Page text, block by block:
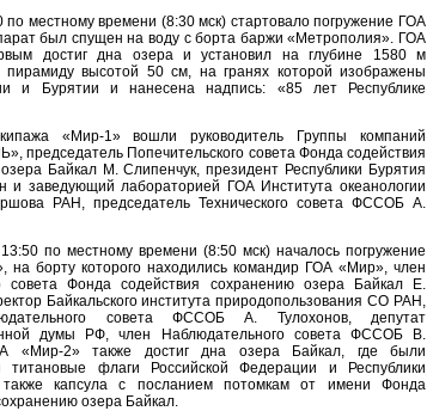
местному времени (8:30 мск) стартовало погружение ГОА
был спущен на воду с борта баржи «Метрополия». ГОА
достиг дна озера и установил на глубине 1580 м
пирамиду высотой 50 см, на гранях которой изображены
и Бурятии и нанесена надпись: «85 лет Республике
«Мир-1» вошли руководитель Группы компаний
председатель Попечительского совета Фонда содействия
Байкал М. Слипенчук, президент Республики Бурятия
и заведующий лабораторией ГОА Института океанологии
РАН, председатель Технического совета ФССОБ А.
по местному времени (8:50 мск) началось погружение
на борту которого находились командир ГОА «Мир», член
совета Фонда содействия сохранению озера Байкал Е.
Байкальского института природопользования СО РАН,
совета ФССОБ А. Тулохонов, депутат
думы РФ, член Наблюдательного совета ФССОБ В.
«Мир-2» также достиг дна озера Байкал, где были
титановые флаги Российской Федерации и Республики
капсула с посланием потомкам от имени Фонда
озера Байкал.